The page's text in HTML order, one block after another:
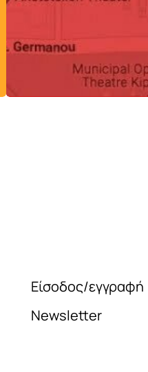
220.00
Είσοδος/εγγραφή
Newsletter